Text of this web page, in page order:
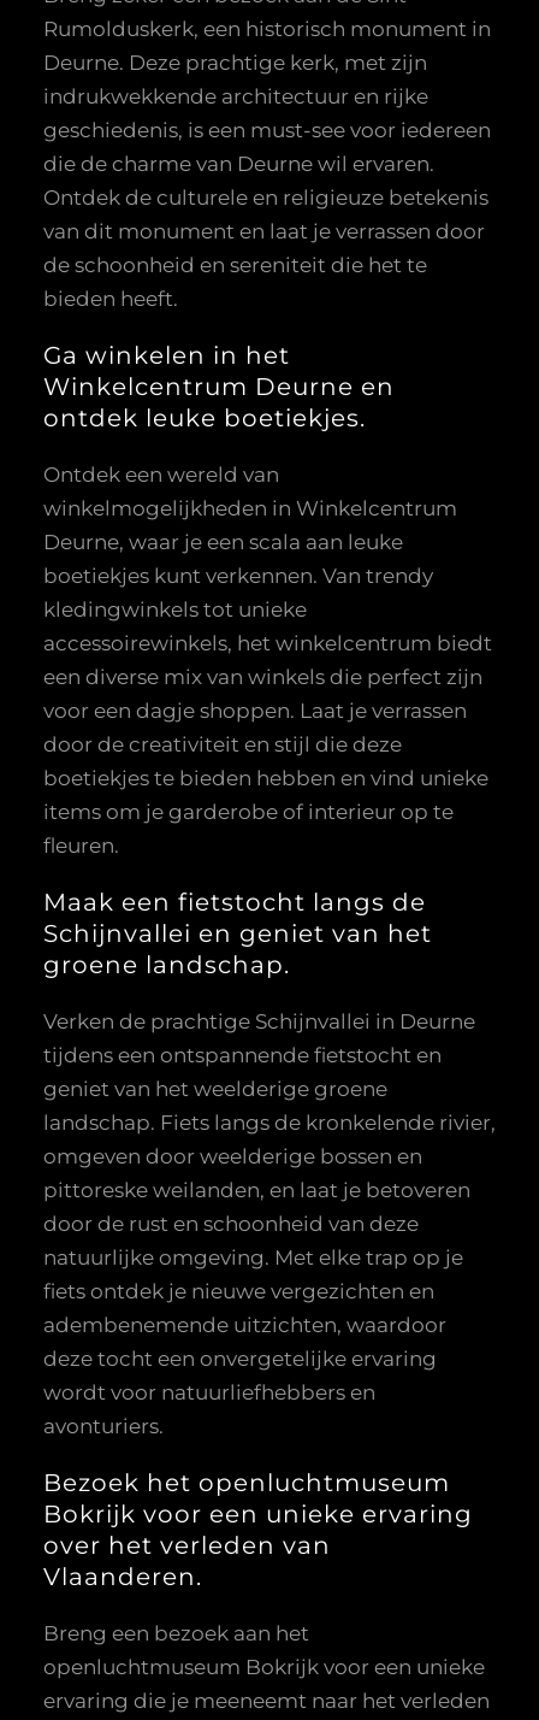
Rumolduskerk, een historisch monument in
Deurne. Deze prachtige kerk, met zijn
indrukwekkende architectuur en rijke
geschiedenis, is een must-see voor iedereen
die de charme van Deurne wil ervaren.
Ontdek de culturele en religieuze betekenis
van dit monument en laat je verrassen door
de schoonheid en sereniteit die het te
bieden heeft.
Ga winkelen in het
Winkelcentrum Deurne en
ontdek leuke boetiekjes.
Ontdek een wereld van
winkelmogelijkheden in Winkelcentrum
Deurne, waar je een scala aan leuke
boetiekjes kunt verkennen. Van trendy
kledingwinkels tot unieke
accessoirewinkels, het winkelcentrum biedt
een diverse mix van winkels die perfect zijn
voor een dagje shoppen. Laat je verrassen
door de creativiteit en stijl die deze
boetiekjes te bieden hebben en vind unieke
items om je garderobe of interieur op te
fleuren.
Maak een fietstocht langs de
Schijnvallei en geniet van het
groene landschap.
Verken de prachtige Schijnvallei in Deurne
tijdens een ontspannende fietstocht en
geniet van het weelderige groene
landschap. Fiets langs de kronkelende rivier,
omgeven door weelderige bossen en
pittoreske weilanden, en laat je betoveren
door de rust en schoonheid van deze
natuurlijke omgeving. Met elke trap op je
fiets ontdek je nieuwe vergezichten en
adembenemende uitzichten, waardoor
deze tocht een onvergetelijke ervaring
wordt voor natuurliefhebbers en
avonturiers.
Bezoek het openluchtmuseum
Bokrijk voor een unieke ervaring
over het verleden van
Vlaanderen.
Breng een bezoek aan het
openluchtmuseum Bokrijk voor een unieke
ervaring die je meeneemt naar het verleden